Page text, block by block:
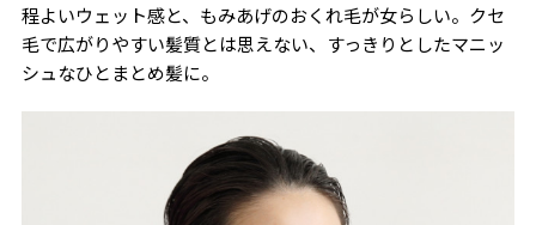
程よいウェット感と、もみあげのおくれ毛が女らしい。クセ
毛で広がりやすい髪質とは思えない、すっきりとしたマニッ
シュなひとまとめ髪に。